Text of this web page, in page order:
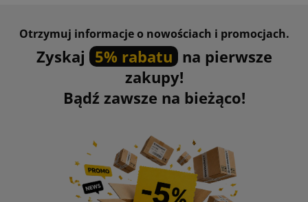
Otrzymuj informacje o nowościach i promocjach.
Zyskaj 5% rabatu na pierwsze
zakupy!
Bądź zawsze na bieżąco!